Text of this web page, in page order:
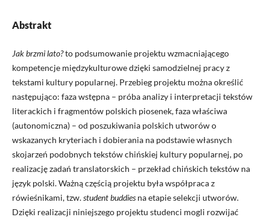
Abstrakt
Jak brzmi lato?to podsumowanie projektu wzmacniającego
kompetencje międzykulturowe dzięki samodzielnej pracy z
tekstami kultury popularnej. Przebieg projektu można określić
następująco: faza wstępna – próba analizy i interpretacji tekstów
literackich i fragmentów polskich piosenek, faza właściwa
(autonomiczna) – od poszukiwania polskich utworów o
wskazanych kryteriach i dobierania na podstawie własnych
skojarzeń podobnych tekstów chińskiej kultury popularnej, po
realizację zadań translatorskich – przekład chińskich tekstów na
język polski. Ważną częścią projektu była współpraca z
rówieśnikami, tzw.student buddiesna etapie selekcji utworów.
Dzięki realizacji niniejszego projektu studenci mogli rozwijać